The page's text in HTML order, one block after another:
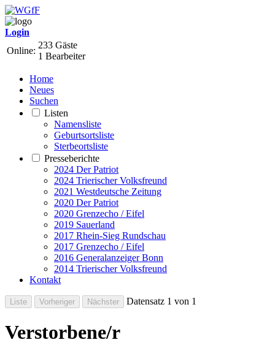
Login
Online:
233 Gäste
1 Bearbeiter
Home
Neues
Suchen
Listen
Namensliste
Geburtsortsliste
Sterbeortsliste
Presseberichte
2024 Der Patriot
2024 Trierischer Volksfreund
2021 Westdeutsche Zeitung
2020 Der Patriot
2020 Grenzecho / Eifel
2019 Sauerland
2017 Rhein-Sieg Rundschau
2017 Grenzecho / Eifel
2016 Generalanzeiger Bonn
2014 Trierischer Volksfreund
Kontakt
Datensatz 1 von 1
Verstorbene/r